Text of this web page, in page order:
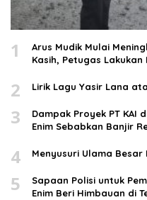
1
Arus Mudik Mulai
Kasih, Petugas
2 Lirik Lagu Yasir Lana
3
Dampak Proyek PT KAI
Enim Sebabkan Banjir
4 Menyusuri Ulama
5
Sapaan Polisi untuk
Enim Beri Himbauan di